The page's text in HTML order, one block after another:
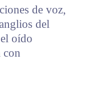
de voz,
del
oído
con